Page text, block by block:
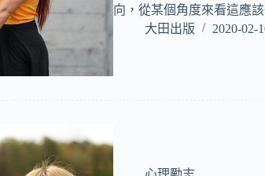
向，從某個角度來看這應
大田出版
2020-02-